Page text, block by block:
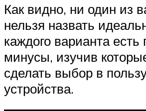
Как видно, ни один из
нельзя назвать
каждого варианта
минусы, изучив
сделать выбор в
устройства.